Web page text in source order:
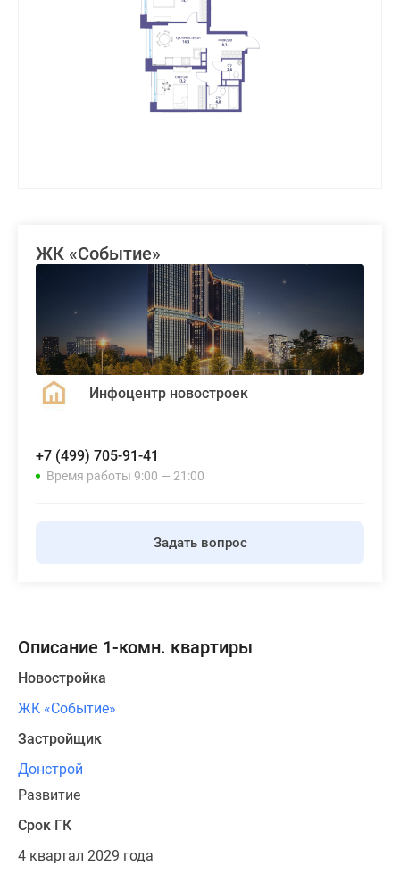
ЖК «Событие»
Инфоцентр новостроек
+7 (499) 705-91-41
Время работы 9:00 — 21:00
Задать вопрос
Описание 1-комн. квартиры
Новостройка
ЖК «Событие»
Застройщик
Донстрой
Развитие
Срок ГК
4 квартал 2029 года